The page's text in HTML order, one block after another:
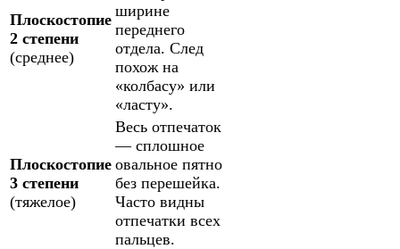
Плоскостопие
2 степени
(среднее)
ширине
переднего
отдела. След
похож на
«колбасу» или
«ласту».
Плоскостопие
3 степени
(тяжелое)
Весь отпечаток
— сплошное
овальное пятно
без перешейка.
Часто видны
отпечатки всех
пальцев.